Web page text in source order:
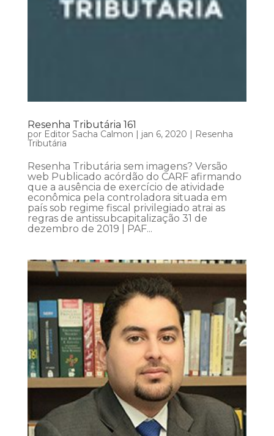
Resenha Tributária 161
por Editor Sacha Calmon | jan 6, 2020 | Resenha
Tributária
Resenha Tributária sem imagens? Versão
web Publicado acórdão do CARF afirmando
que a ausência de exercício de atividade
econômica pela controladora situada em
país sob regime fiscal privilegiado atrai as
regras de antissubcapitalização 31 de
dezembro de 2019 | PAF...